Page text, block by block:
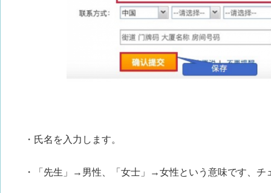
・氏名を入力します。
・「先生」→男性、「女士」→女性という意味です、チ